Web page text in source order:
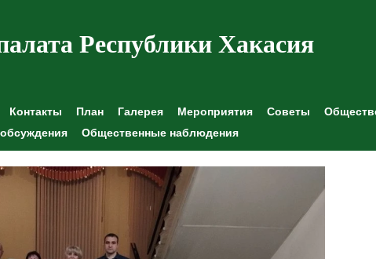
Республики Хакасия
Контакты План Галерея Мероприятия Советы
Общественные наблюдения